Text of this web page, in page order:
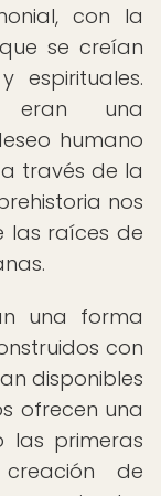
con la
se creían
espirituales.
eran una
humano
través de la
nos
las raíces de
una forma
con
disponibles
ofrecen una
las primeras
de